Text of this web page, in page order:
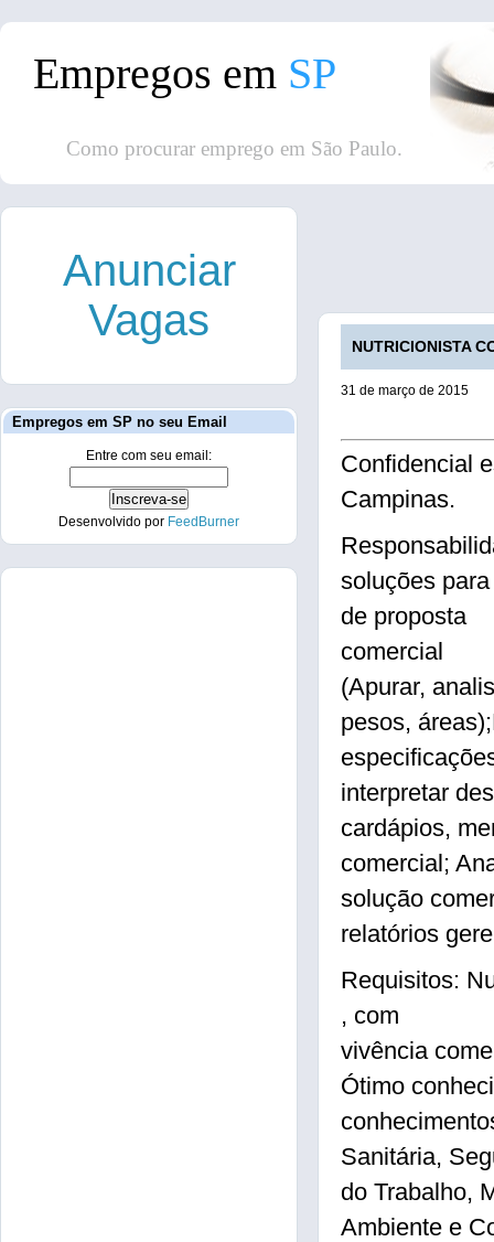
Empregos em SP
Como procurar emprego em São Paulo.
NUTRICIONISTA
31 de março de 2015
Confidencial
Campinas.
soluções
de proposta
comercial
(Apurar,
pesos,
interpretar
cardápios,
comercial;
solução
relatórios
Requisitos:
, com
vivência
Ótimo
Sanitária,
do Trabalho,
Ambiente e
Anunciar
Vagas
Empregos em SP no seu Email
Entre com seu email:
Desenvolvido por FeedBurner